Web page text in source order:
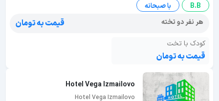
B.B
با صبحانه
هر نفر دو تخته
قیمت به تومان
کودک با تخت
قیمت به تومان
Hotel Vega Izmailovo
Hotel Vega Izmailovo